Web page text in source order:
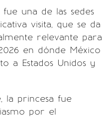
fue una de las sedes
visita, que se da
relevante para
en dónde México
a Estados Unidos y
la princesa fue
por el